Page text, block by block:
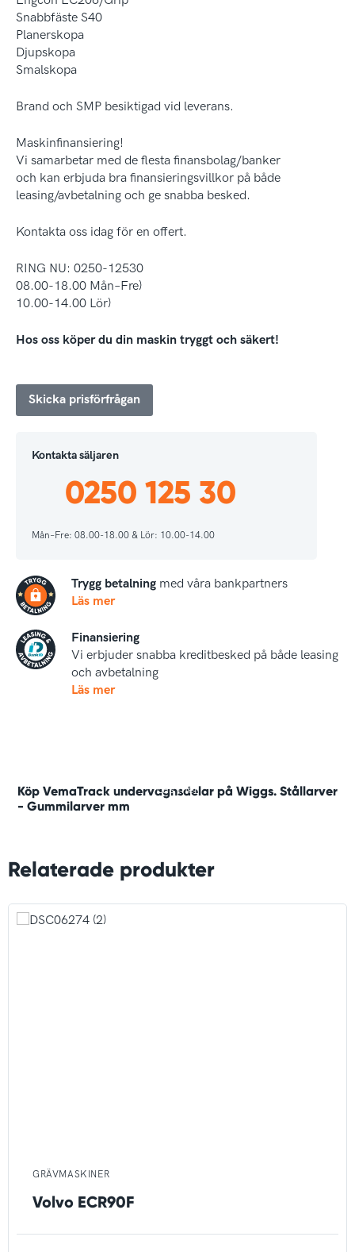
Snabbfäste S40
Planerskopa
Djupskopa
Smalskopa
Brand och SMP besiktigad vid leverans.
Maskinfinansiering!
Vi samarbetar med de flesta finansbolag/banker
och kan erbjuda bra finansieringsvillkor på både
leasing/avbetalning och ge snabba besked.
Kontakta oss idag för en offert.
RING NU: 0250-12530
08.00-18.00 Mån–Fre)
10.00-14.00 Lör)
Hos oss köper du din maskin tryggt och säkert!
Skicka prisförfrågan
Kontakta säljaren
0250 125 30
Mån–Fre: 08.00-18.00 & Lör: 10.00-14.00
Trygg betalning med våra bankpartners
Läs mer
Finansiering
Vi erbjuder snabba kreditbesked på både leasing
och avbetalning
Läs mer
Läs mer
Köp VemaTrack undervagnsdelar på Wiggs. Stållarver
- Gummilarver mm
Relaterade produkter
GRÄVMASKINER
Volvo ECR90F